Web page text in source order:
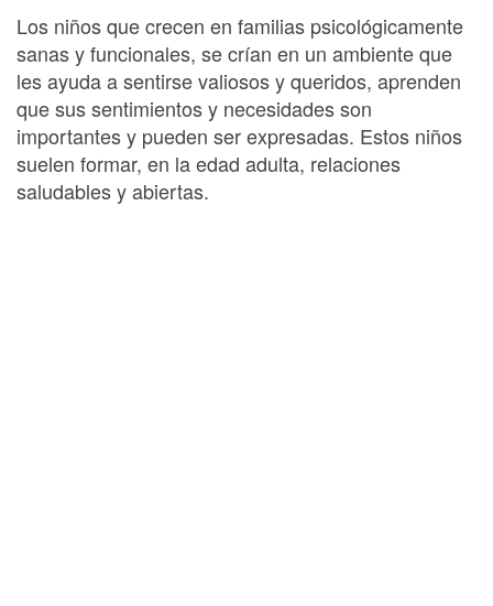
Los niños que crecen en familias psicológicamente
sanas y funcionales, se crían en un ambiente que
les ayuda a sentirse valiosos y queridos, aprenden
que sus sentimientos y necesidades son
importantes y pueden ser expresadas. Estos niños
suelen formar, en la edad adulta, relaciones
saludables y abiertas.